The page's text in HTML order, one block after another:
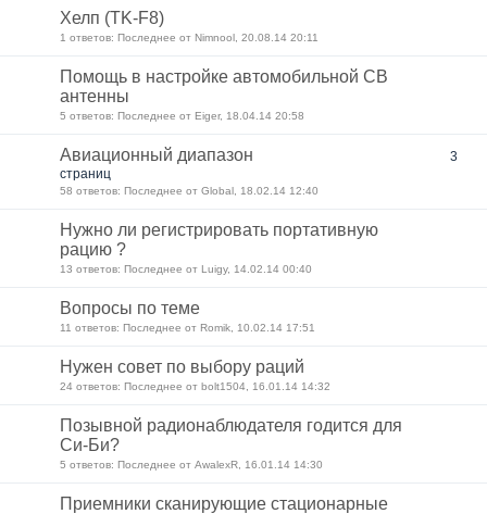
Хелп (TK-F8)
1 ответов: Последнее от Nimnool, 20.08.14 20:11
Помощь в настройке автомобильной CB
антенны
5 ответов: Последнее от Eiger, 18.04.14 20:58
Авиационный диапазон
3
страниц
58 ответов: Последнее от Global, 18.02.14 12:40
Нужно ли регистрировать портативную
рацию ?
13 ответов: Последнее от Luigy, 14.02.14 00:40
Вопросы по теме
11 ответов: Последнее от Romik, 10.02.14 17:51
Нужен совет по выбору раций
24 ответов: Последнее от bolt1504, 16.01.14 14:32
Позывной радионаблюдателя годится для
Си-Би?
5 ответов: Последнее от AwalexR, 16.01.14 14:30
Приемники сканирующие стационарные